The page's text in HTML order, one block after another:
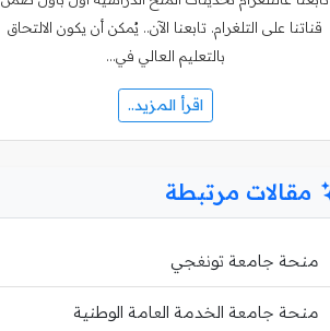
قناتنا على التلغرام. تابعنا الآن.. يُمكن أن يكون الالتحاق
بالتعليم العالي في…
اقرأ المزيد..
مقالات مرتبطة
منحة جامعة تونغجي
منحة جامعة الخدمة العامة الوطنية